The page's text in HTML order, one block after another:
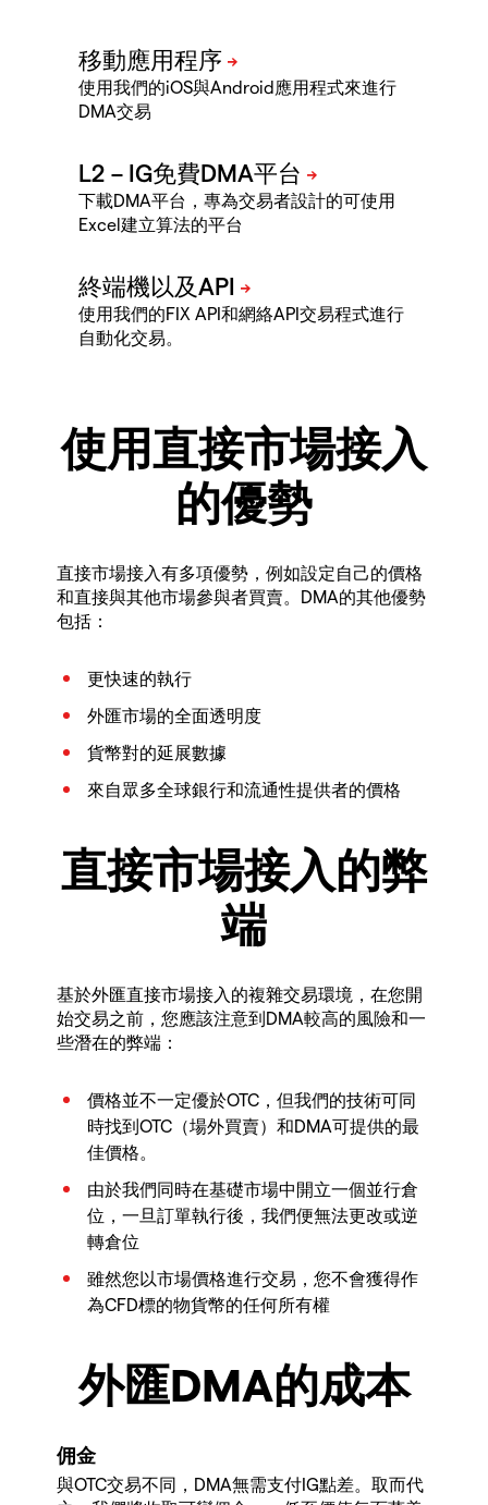
使用我們的iOS與Android應用程式來進行
DMA交易
下載DMA平台，專為交易者設計的可使用
Excel建立算法的平台
使用我們的FIX API和網絡API交易程式進行
自動化交易。
使用直接市場接入
的優勢
直接市場接入有多項優勢，例如設定自己的價格
和直接與其他市場參與者買賣。DMA的其他優勢
包括：
更快速的執行
外匯市場的全面透明度
貨幣對的延展數據
來自眾多全球銀行和流通性提供者的價格
直接市場接入的弊
端
基於外匯直接市場接入的複雜交易環境，在您開
始交易之前，您應該注意到DMA較高的風險和一
些潛在的弊端：
價格並不一定優於OTC，但我們的技術可同
時找到OTC（場外買賣）和DMA可提供的最
佳價格。
由於我們同時在基礎市場中開立一個並行倉
位，一旦訂單執行後，我們便無法更改或逆
轉倉位
雖然您以市場價格進行交易，您不會獲得作
為CFD標的物貨幣的任何所有權
外匯DMA的成本
佣金
與OTC交易不同，DMA無需支付IG點差。取而代